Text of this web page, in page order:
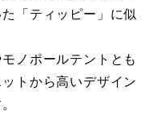
「ティッピー」に似
ノポールテントとも
トから高いデザイン